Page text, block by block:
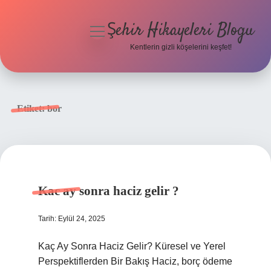
menüyüŞehir Hikayeleri Blogu
Kentlerin gizli köşelerini keşfet!
Etiket:bor
Kac ay sonra haciz gelir ?
Tarih: Eylül 24, 2025
Kaç Ay Sonra Haciz Gelir? Küresel ve Yerel
Perspektiflerden Bir Bakış Haciz, borç ödeme